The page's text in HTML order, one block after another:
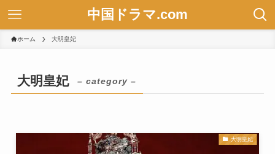
中国ドラマ.com
ホーム 大明皇妃
大明皇妃 – category –
大明皇妃